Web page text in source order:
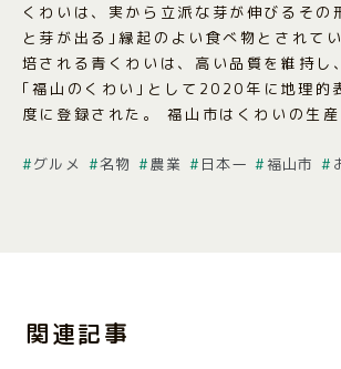
くわいは、実から立派な芽が伸びるその
と芽が出る｣縁起のよい食べ物とされて
培される青くわいは、高い品質を維持し
｢福山のくわい｣として2020年に地理的
度に登録された。 福山市はくわいの生産
グルメ 名物 農業 日本一 福山市
関連記事